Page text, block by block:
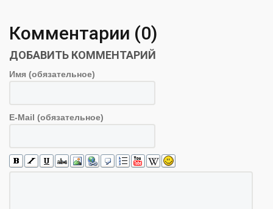
Комментарии (0)
ДОБАВИТЬ КОММЕНТАРИЙ
Имя (обязательное)
E-Mail (обязательное)